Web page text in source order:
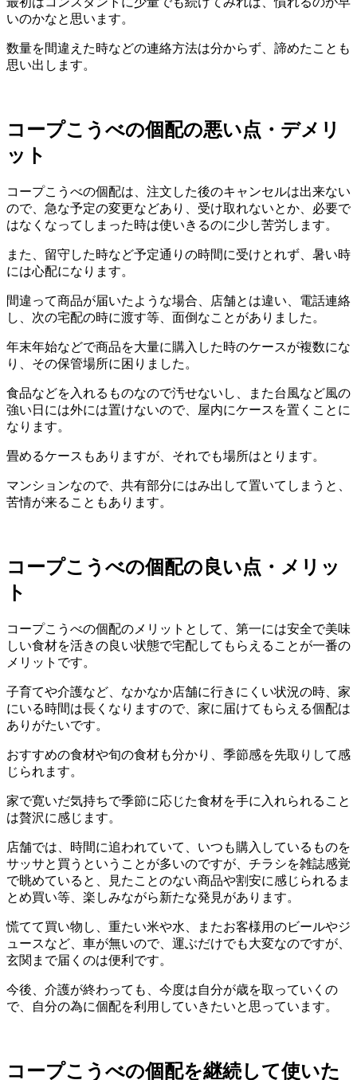
いのかなと思います。
数量を間違えた時などの連絡方法は分からず、諦めたことも
思い出します。
コープこうべの個配の悪い点・デメリ
ット
コープこうべの個配は、注文した後のキャンセルは出来ない
ので、急な予定の変更などあり、受け取れないとか、必要で
はなくなってしまった時は使いきるのに少し苦労します。
また、留守した時など予定通りの時間に受けとれず、暑い時
には心配になります。
間違って商品が届いたような場合、店舗とは違い、電話連絡
し、次の宅配の時に渡す等、面倒なことがありました。
年末年始などで商品を大量に購入した時のケースが複数にな
り、その保管場所に困りました。
食品などを入れるものなので汚せないし、また台風など風の
強い日には外には置けないので、屋内にケースを置くことに
なります。
畳めるケースもありますが、それでも場所はとります。
マンションなので、共有部分にはみ出して置いてしまうと、
苦情が来ることもあります。
コープこうべの個配の良い点・メリッ
ト
コープこうべの個配のメリットとして、第一には安全で美味
しい食材を活きの良い状態で宅配してもらえることが一番の
メリットです。
子育てや介護など、なかなか店舗に行きにくい状況の時、家
にいる時間は長くなりますので、家に届けてもらえる個配は
ありがたいです。
おすすめの食材や旬の食材も分かり、季節感を先取りして感
じられます。
家で寛いだ気持ちで季節に応じた食材を手に入れられること
は贅沢に感じます。
店舗では、時間に追われていて、いつも購入しているものを
サッサと買うということが多いのですが、チラシを雑誌感覚
で眺めていると、見たことのない商品や割安に感じられるま
とめ買い等、楽しみながら新たな発見があります。
慌てて買い物し、重たい米や水、またお客様用のビールやジ
ュースなど、車が無いので、運ぶだけでも大変なのですが、
玄関まで届くのは便利です。
今後、介護が終わっても、今度は自分が歳を取っていくの
で、自分の為に個配を利用していきたいと思っています。
コープこうべの個配を継続して使いた